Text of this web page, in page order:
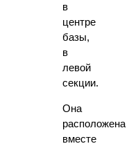
в
центре
базы,
в
левой
секции.
Она
расположена
вместе